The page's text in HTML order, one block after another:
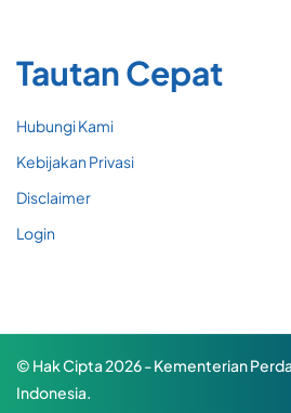
Tautan Cepat
Hubungi Kami
Kebijakan Privasi
Disclaimer
Login
© Hak Cipta 2026 - Kementerian
Indonesia.